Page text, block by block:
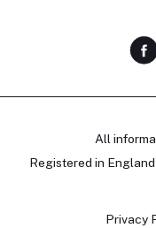
All
Registered in
Privacy